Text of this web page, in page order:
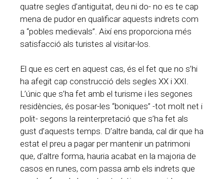
quatre segles d’antiguitat, deu ni do- no es te cap
mena de pudor en qualificar aquests indrets com
a “pobles medievals”. Així ens proporciona més
satisfacció als turistes al visitar-los.
El que es cert en aquest cas, és el fet que no s’hi
ha afegit cap construcció dels segles XX i XXI.
L’únic que s’ha fet amb el turisme i les segones
residències, és posar-les “boniques” -tot molt net i
polit- segons la reinterpretació que s’ha fet als
gust d’aquests temps. D’altre banda, cal dir que ha
estat el preu a pagar per mantenir un patrimoni
que, d’altre forma, hauria acabat en la majoria de
casos en runes, com passa amb els indrets que